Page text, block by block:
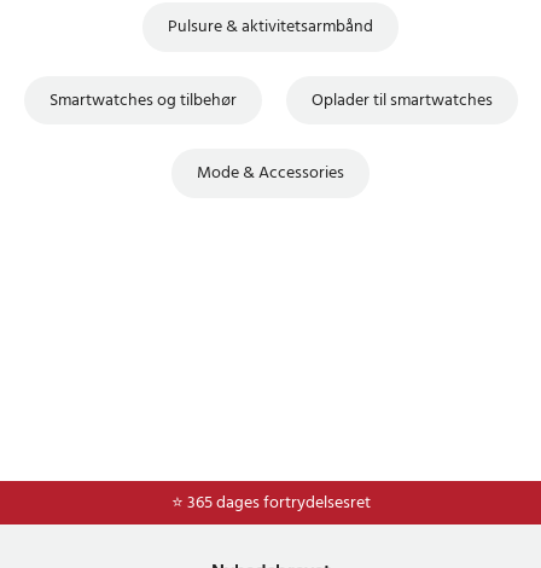
Pulsure & aktivitetsarmbånd
Smartwatches og tilbehør Oplader til smartwatches
Mode & Accessories
⭐ 365 dages fortrydelsesret
⭐ Nem og sikker betaling med mobilepay og dankort